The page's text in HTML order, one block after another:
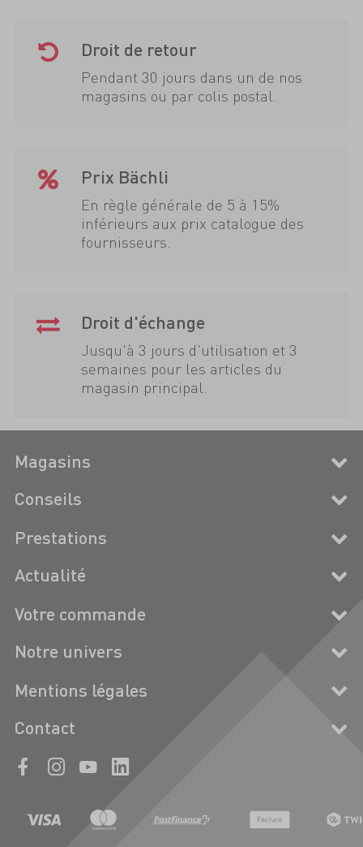
Droit de retour
Pendant 30 jours dans un de nos
magasins ou par colis postal.
Prix Bächli
En règle générale de 5 à 15%
inférieurs aux prix catalogue des
fournisseurs.
Droit d'échange
Jusqu'à 3 jours d'utilisation et 3
semaines pour les articles du
magasin principal.
Magasins
Conseils
Prestations
Actualité
Votre commande
Notre univers
Mentions légales
Contact